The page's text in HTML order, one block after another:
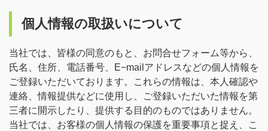
個人情報の取扱いについて
当社では、皆様の同意のもと、お問合せフォーム等から、
氏名、住所、電話番号、E−mailアドレスなどの個人情報を
ご登録いただいております。これらの情報は、本人確認や
連絡、情報提供などに使用し、ご登録いただいた情報を第
三者に開示したり、提供する目的のものではありません。
当社では、お客様の個人情報の保護を重要事項と捉え、こ